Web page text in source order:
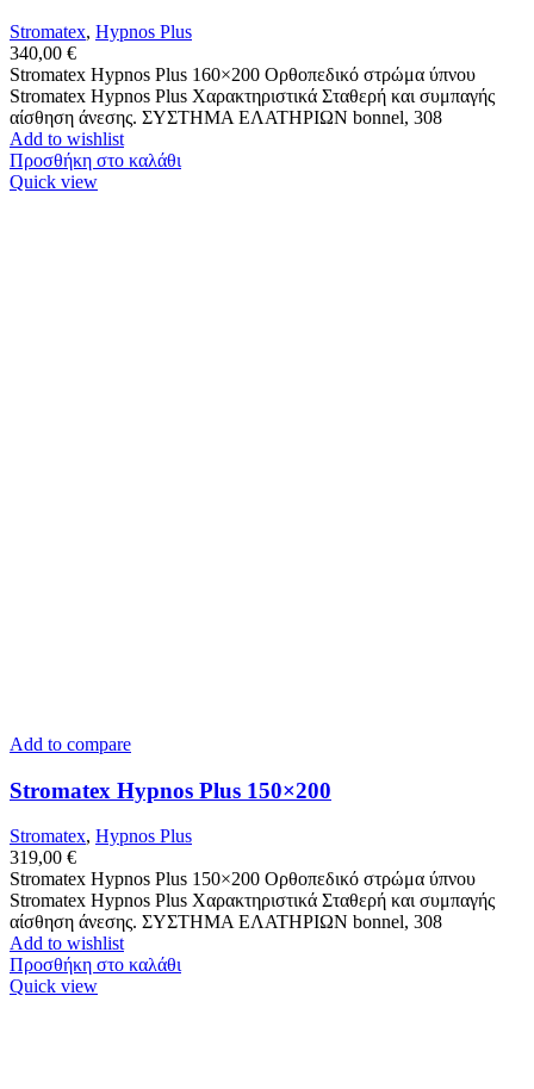
Stromatex, Hypnos Plus
340,00 €
Stromatex Hypnos Plus 160×200 Ορθοπεδικό στρώμα ύπνου
Stromatex Hypnos Plus Χαρακτηριστικά Σταθερή και συμπαγής
αίσθηση άνεσης. ΣΥΣΤΗΜΑ ΕΛΑΤΗΡΙΩΝ bonnel, 308
Add to wishlist
Προσθήκη στο καλάθι
Quick view
Add to compare
Stromatex Hypnos Plus 150×200
Stromatex, Hypnos Plus
319,00 €
Stromatex Hypnos Plus 150×200 Ορθοπεδικό στρώμα ύπνου
Stromatex Hypnos Plus Χαρακτηριστικά Σταθερή και συμπαγής
αίσθηση άνεσης. ΣΥΣΤΗΜΑ ΕΛΑΤΗΡΙΩΝ bonnel, 308
Add to wishlist
Προσθήκη στο καλάθι
Quick view